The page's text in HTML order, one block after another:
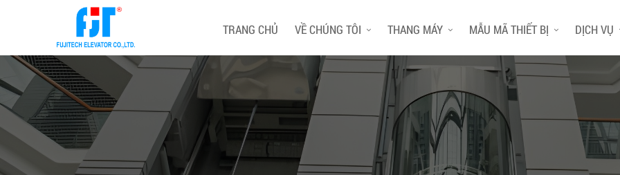
TRANG CHỦ VỀ CHÚNG TÔI THANG MÁY MẪU MÃ THIẾT BỊ DỊCH VỤ